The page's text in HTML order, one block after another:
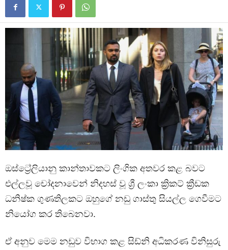
ඔස්ට්‍රේලියානු කාන්තාවකට ලිංගික අතවර කළ බවට
එල්ලවූ චෝදනාවෙන් නිදහස් වූ ශ්‍රී ලංකා ක්‍රිකට් ක්‍රීඩක
ධනිෂ්ක ගුණතිලකට ඔහුගේ නඩු ගාස්තු සියල්ල ගෙවීමට
නියෝග කර තිබෙනවා.
ඒ අනුව මෙම නඩුව විභාග කළ සිඩ්නි අධිකරණ විනිසුරු